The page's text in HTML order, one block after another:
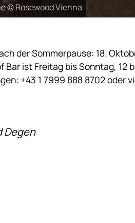
© Rosewood Vienna
der Sommerpause: 18.
Bar ist Freitag bis Sonntag, 12
+43 1 7999 888 8702 oder
Degen